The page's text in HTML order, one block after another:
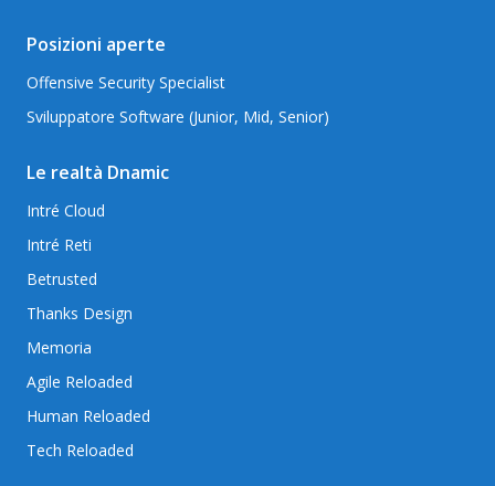
Posizioni aperte
Offensive Security Specialist
Sviluppatore Software (Junior, Mid, Senior)
Le realtà Dnamic
Intré Cloud
Intré Reti
Betrusted
Thanks Design
Memoria
Agile Reloaded
Human Reloaded
Tech Reloaded